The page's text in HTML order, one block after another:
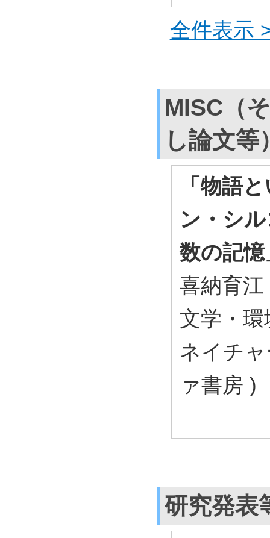
全件表示
MISC（
し論文等
「物語
ン・シ
数の記憶
喜納育江
文学・
ネイチ
ァ書房
研究発表